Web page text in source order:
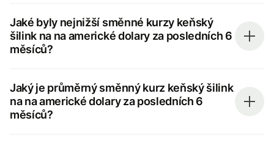
Jaké byly nejnižší směnné kurzy keňský
šilink na na americké dolary za posledních 6
měsíců?
Jaký je průměrný směnný kurz keňský šilink
na na americké dolary za posledních 6
měsíců?